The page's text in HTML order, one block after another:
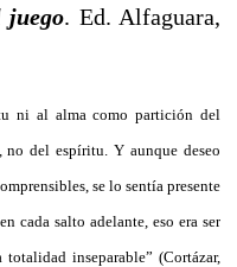
juego. Ed. Alfaguara,
ni al alma como partición del
del espíritu. Y aunque deseo
se lo sentía presente
cada salto adelante, eso era ser
inseparable” (Cortázar,